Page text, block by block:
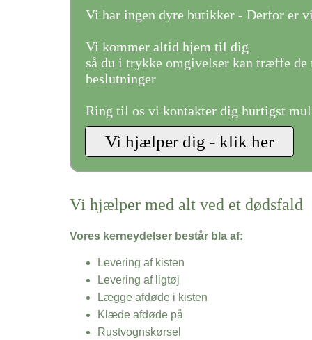
Vi har ingen dyre butikker - Derfor er
Vi kommer altid hjem til dig
så du i trykke omgivelser kan træffe de
beslutninger
Ring til os vi kontakter dig hurtigst
Vi hjælper med alt ved et dødsfald
Vores kerneydelser består bla af:
Levering af kisten
Levering af ligtøj
Lægge afdøde i kisten
Klæde afdøde på
Rustvognskørsel